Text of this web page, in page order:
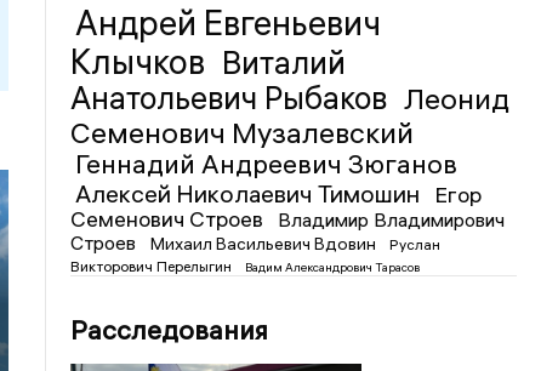
Андрей Евгеньевич
Клычков Виталий
Анатольевич Рыбаков Леонид
Семенович Музалевский
Геннадий Андреевич Зюганов
Алексей Николаевич Тимошин
Егор
Семенович Строев
Владимир Владимирович
Строев
Михаил Васильевич Вдовин
Руслан
Викторович Перелыгин
Вадим Александрович Тарасов
Расследования